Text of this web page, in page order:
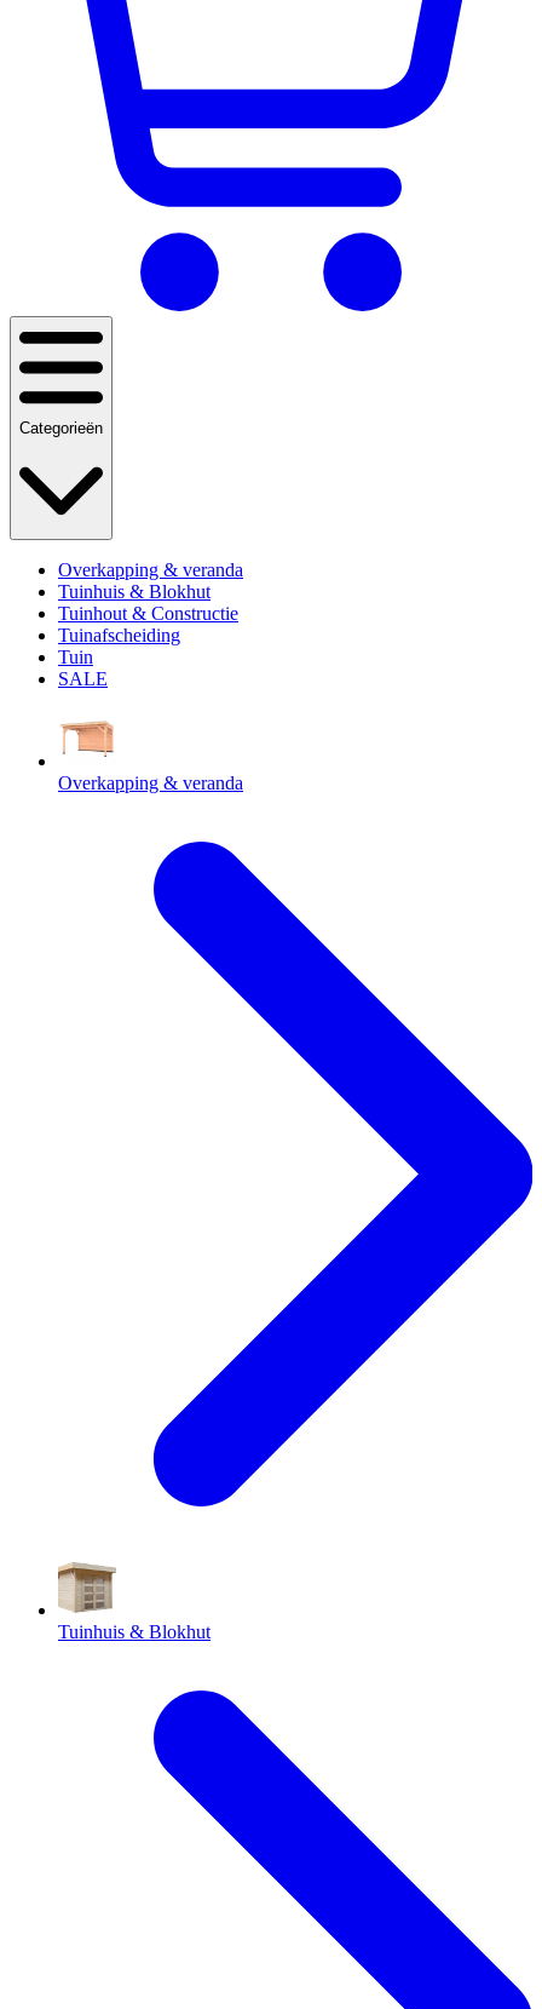
Categorieën
Overkapping & veranda
Tuinhuis & Blokhut
Tuinhout & Constructie
Tuinafscheiding
Tuin
SALE
Overkapping & veranda
Tuinhuis & Blokhut